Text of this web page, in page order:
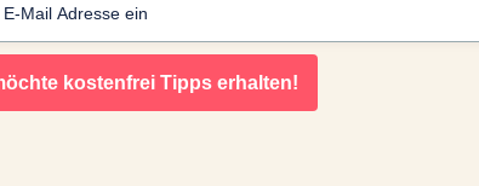
kostenfrei Tipps erhalten!